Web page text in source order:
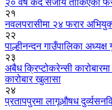
२० वर्ष कैद सजाय तोकिएका
२१
नवलपरासीमा २४ फरार
२२
पाल्हीनन्दन गाउँपालिका अध्यक्ष
२३
अबैध क्रिप्टोकरेन्सी
कारोबार खुलासा
२४
प्रतापपुरमा लागूऔषध